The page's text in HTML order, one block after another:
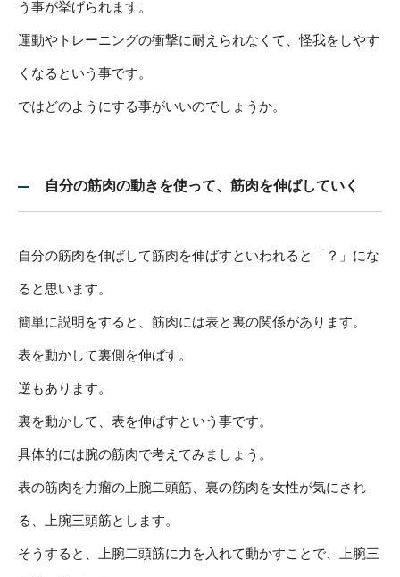
う事が挙げられます。
運動やトレーニングの衝撃に耐えられなくて、怪我をしやす
くなるという事です。
ではどのようにする事がいいのでしょうか。
自分の筋肉の動きを使って、筋肉を伸ばしていく
自分の筋肉を伸ばして筋肉を伸ばすといわれると「？」にな
ると思います。
簡単に説明をすると、筋肉には表と裏の関係があります。
表を動かして裏側を伸ばす。
逆もあります。
裏を動かして、表を伸ばすという事です。
具体的には腕の筋肉で考えてみましょう。
表の筋肉を力瘤の上腕二頭筋、裏の筋肉を女性が気にされ
る、上腕三頭筋とします。
そうすると、上腕二頭筋に力を入れて動かすことで、上腕三